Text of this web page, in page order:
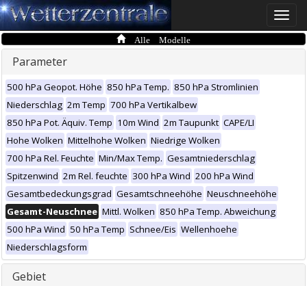
Toggle
Alle Modelle
Parameter
500 hPa Geopot. Höhe 850 hPa Temp. 850 hPa Stromlinien
Niederschlag 2m Temp 700 hPa Vertikalbew
850 hPa Pot. Äquiv. Temp 10m Wind 2m Taupunkt CAPE/LI
Hohe Wolken Mittelhohe Wolken Niedrige Wolken
700 hPa Rel. Feuchte Min/Max Temp. Gesamtniederschlag
Spitzenwind 2m Rel. feuchte 300 hPa Wind 200 hPa Wind
Gesamtbedeckungsgrad Gesamtschneehöhe Neuschneehöhe
Gesamt-Neuschnee Mittl. Wolken 850 hPa Temp. Abweichung
500 hPa Wind 50 hPa Temp Schnee/Eis Wellenhoehe
Niederschlagsform
Gebiet